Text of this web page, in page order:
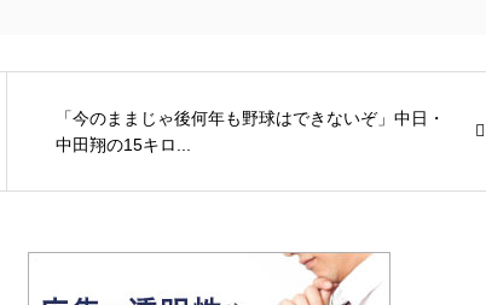
「今のままじゃ後何年も野球はできないぞ」中日・
中田翔の15キロ...